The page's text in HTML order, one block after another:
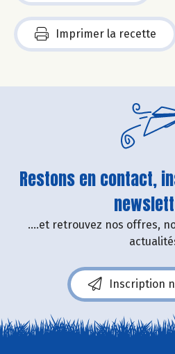
Imprimer la recette
Restons en contact,
....et retrouvez nos offres,
Inscription